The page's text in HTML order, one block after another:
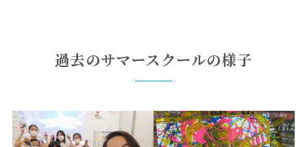
過去のサマースクールの様子